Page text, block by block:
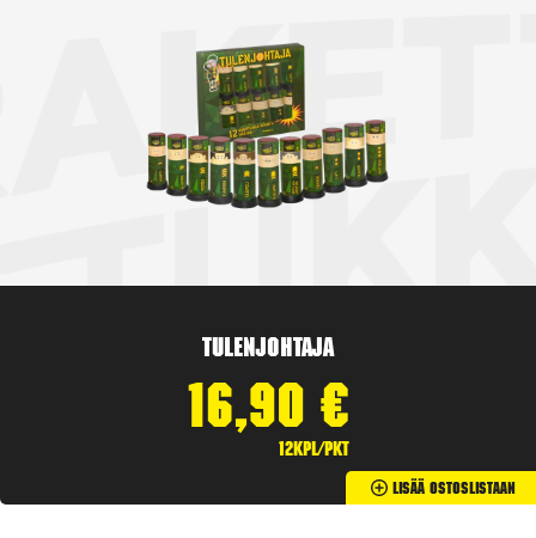
Tulenjohtaja
16,90 €
12kpl/pkt
Lisää Ostoslistaan